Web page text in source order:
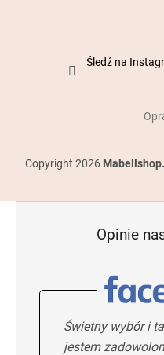
Śledź na
Copyright 2026
Opinie
Świetny wybór i
jestem